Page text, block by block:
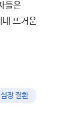
들은
내 뜨거운
장 질환